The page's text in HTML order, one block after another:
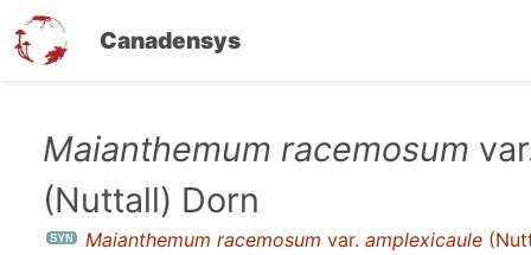
Canadensys
contenu
principal
Maianthemum racemosum
(Nuttall) Dorn
Maianthemum racemosum var. amplexicaule